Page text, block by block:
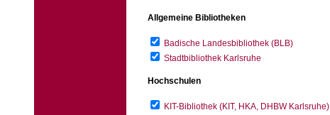
Allgemeine Bibliotheken
Badische Landesbibliothek (BLB)
Stadtbibliothek Karlsruhe
Hochschulen
KIT-Bibliothek (KIT, HKA, DHBW Karlsruhe)